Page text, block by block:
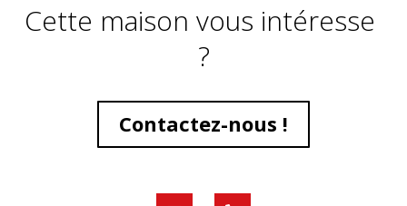
Cette maison vous intéresse
?
Contactez-nous !